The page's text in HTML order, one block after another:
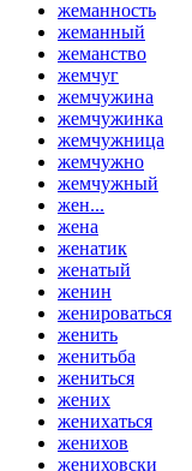
жеманность
жеманный
жеманство
жемчуг
жемчужина
жемчужинка
жемчужница
жемчужно
жемчужный
жен...
жена
женатик
женатый
женин
женироваться
женить
женитьба
жениться
жених
женихаться
женихов
жениховски